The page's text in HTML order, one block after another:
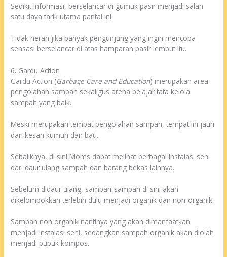
Sedikit informasi, berselancar di gumuk pasir menjadi salah
satu daya tarik utama pantai ini.
Tidak heran jika banyak pengunjung yang ingin mencoba
sensasi berselancar di atas hamparan pasir lembut itu.
6. Gardu Action
Gardu Action (Garbage Care and Education) merupakan area
pengolahan sampah sekaligus arena belajar tata kelola
sampah yang baik.
Meski merupakan tempat pengolahan sampah, tempat ini jauh
dari kesan kumuh dan bau.
Sebaliknya, di sini Moms dapat melihat berbagai instalasi seni
dari daur ulang sampah dan barang bekas lainnya.
Sebelum didaur ulang, sampah-sampah di sini akan
dikelompokkan terlebih dulu menjadi organik dan non-organik.
Sampah non organik nantinya yang akan dimanfaatkan
menjadi instalasi seni, sedangkan sampah organik akan diolah
menjadi pupuk kompos.